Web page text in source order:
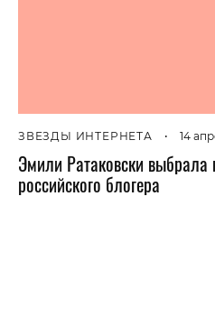
ЗВЕЗДЫ ИНТЕРНЕТА • 14
Эмили Ратаковски
российского блогера